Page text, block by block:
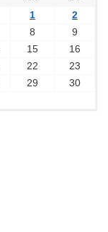
1
2
8
9
15
16
22
23
29
30